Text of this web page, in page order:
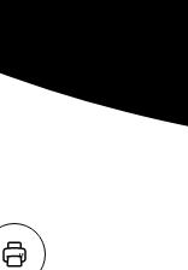
Imprimer